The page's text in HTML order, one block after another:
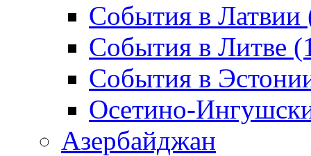
События в Латвии
События в Литве
События в
Осетино-
Азербайджан